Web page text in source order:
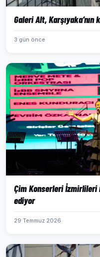
Galeri Alt,
3 gün önce
Çim Konserleri
ediyor
29 Temmuz 2026